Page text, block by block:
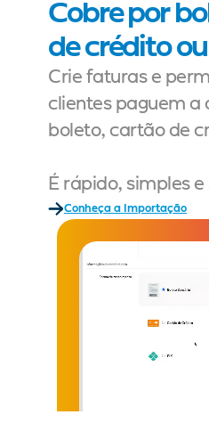
Cobre por
de crédito
Crie faturas e
clientes paguem a
boleto, cartão de
É rápido, simples e
Conheça a Importação